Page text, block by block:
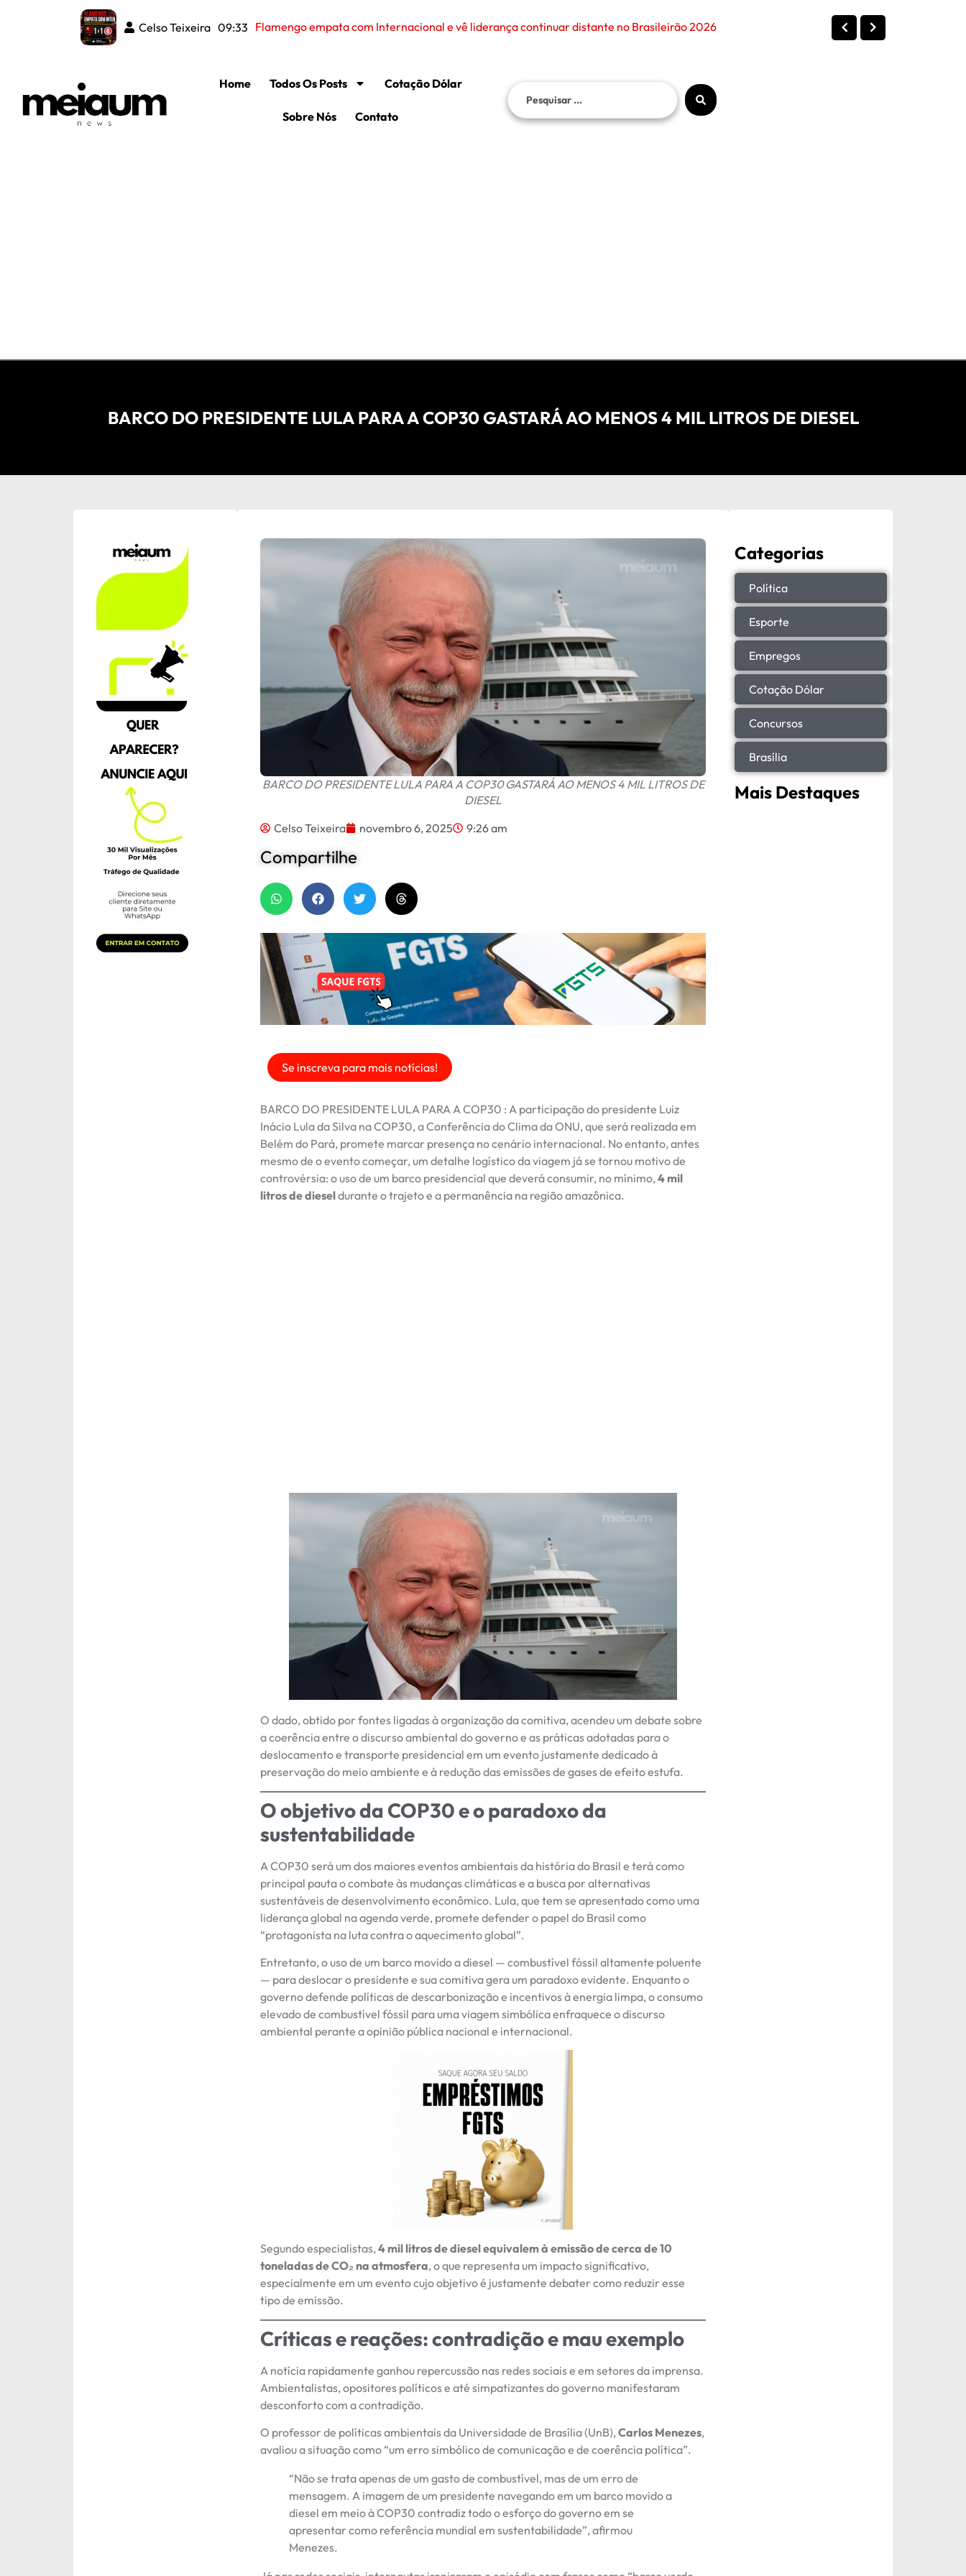
Celso Teixeira 08:37 Corint
Celso Teixeira 09:33
Home Todos Os Posts Cotação Dólar
Sobre Nós Contato
BARCO DO PRESIDENTE LULA PARA A COP30 GASTARÁ AO MENOS 4 MIL LITROS DE DIESEL
BARCO DO PRESIDENTE LULA PARA A COP30 GASTARÁ AO MENOS 4 MIL LITROS DE
DIESEL
Celso Teixeira
novembro 6, 2025 9:26 am
Compartilhe
Se inscreva para mais notícias!
BARCO DO PRESIDENTE LULA PARA A COP30 : A participação do presidente Luiz
Inácio Lula da Silva na COP30, a Conferência do Clima da ONU, que será realizada em
Belém do Pará, promete marcar presença no cenário internacional. No entanto, antes
mesmo de o evento começar, um detalhe logístico da viagem já se tornou motivo de
controvérsia: o uso de um barco presidencial que deverá consumir, no mínimo, 4 mil
litros de dieseldurante o trajeto e a permanência na região amazônica.
O dado, obtido por fontes ligadas à organização da comitiva, acendeu um debate sobre
a coerência entre o discurso ambiental do governo e as práticas adotadas para o
deslocamento e transporte presidencial em um evento justamente dedicado à
preservação do meio ambiente e à redução das emissões de gases de efeito estufa.
O objetivo da COP30 e o paradoxo da
sustentabilidade
A COP30 será um dos maiores eventos ambientais da história do Brasil e terá como
principal pauta o combate às mudanças climáticas e a busca por alternativas
sustentáveis de desenvolvimento econômico. Lula, que tem se apresentado como uma
liderança global na agenda verde, promete defender o papel do Brasil como
“protagonista na luta contra o aquecimento global”.
Entretanto, o uso de um barco movido a diesel — combustível fóssil altamente poluente
— para deslocar o presidente e sua comitiva gera um paradoxo evidente. Enquanto o
governo defende políticas de descarbonização e incentivos à energia limpa, o consumo
elevado de combustível fóssil para uma viagem simbólica enfraquece o discurso
ambiental perante a opinião pública nacional e internacional.
Segundo especialistas,4 mil litros de diesel equivalem à emissão de cerca de 10
toneladas de CO₂ na atmosfera, o que representa um impacto significativo,
especialmente em um evento cujo objetivo é justamente debater como reduzir esse
tipo de emissão.
Críticas e reações: contradição e mau exemplo
A notícia rapidamente ganhou repercussão nas redes sociais e em setores da imprensa.
Ambientalistas, opositores políticos e até simpatizantes do governo manifestaram
desconforto com a contradição.
O professor de políticas ambientais da Universidade de Brasília (UnB),Carlos Menezes,
avaliou a situação como “um erro simbólico de comunicação e de coerência política”.
“Não se trata apenas de um gasto de combustível, mas de um erro de
mensagem. A imagem de um presidente navegando em um barco movido a
diesel em meio à COP30 contradiz todo o esforço do governo em se
apresentar como referência mundial em sustentabilidade”, afirmou
Menezes.
Categorias
Política
Esporte
Empregos
Cotação Dólar
Concursos
Brasília
Mais Destaques